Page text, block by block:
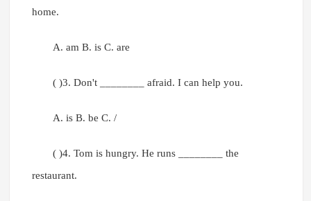
home.
A. am B. is C. are
( )3. Don't ________ afraid. I can help you.
A. is B. be C. /
( )4. Tom is hungry. He runs ________ the
restaurant.